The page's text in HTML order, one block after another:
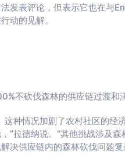
发表评论，但表示它也在与
动的见解。
不砍伐森林的供应链过渡和
种情况加剧了农村社区的经
”拉德纳说。“其他挑战涉及
决供应链内的森林砍伐问题复